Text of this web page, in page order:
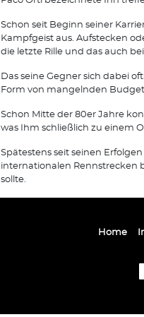
Schon seit Beginn seiner
Kampfgeist aus. Aufstecken
die letzte Rille und das auch
Das seine Gegner sich dabei
Form von mangelnden
Schon Mitte der 80er Jahre
was Ihm schließlich zu einem
Spätestens seit seinen
internationalen Rennstrecken
sollte.
Home